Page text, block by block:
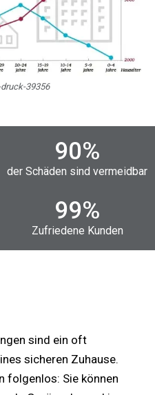
39356
90%
der Schäden sind vermeidbar
99%
Zufriedene Kunden
sind ein oft
sicheren Zuhause.
folgenlos: Sie können